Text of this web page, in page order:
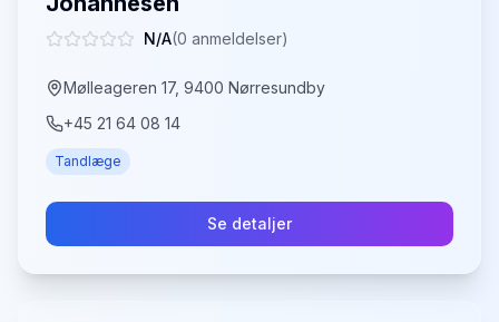
N/A(0 anmeldelser)
Mølleageren 17, 9400 Nørresundby
+45 21 64 08 14
Tandlæge
Se detaljer